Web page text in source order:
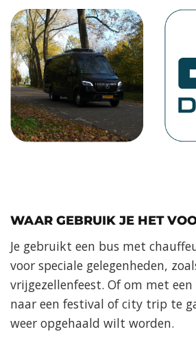
WAAR GEBRUIK JE HET
Je gebruikt een bus met
voor speciale gelegenheden,
vrijgezellenfeest. Of om met
naar een festival of city trip te
weer opgehaald wilt worden.